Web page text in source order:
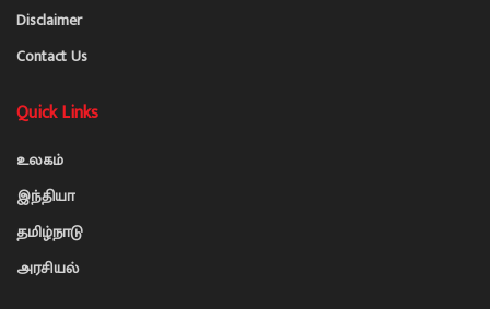
Disclaimer
Contact Us
Quick Links
உலகம்
இந்தியா
தமிழ்நாடு
அரசியல்